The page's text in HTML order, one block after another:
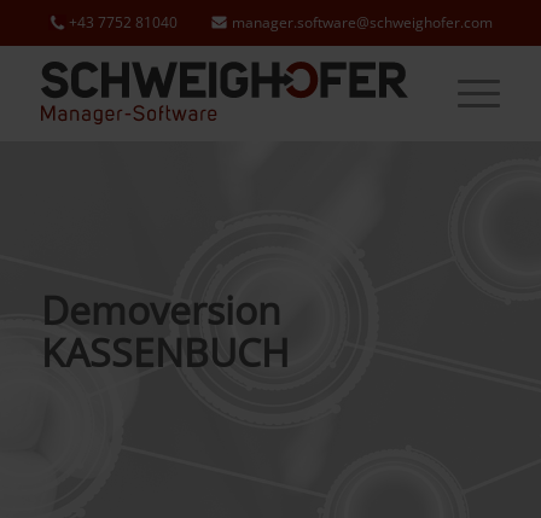
+43 7752 81040 manager.software@schweighofer.com
Demoversion
KASSENBUCH